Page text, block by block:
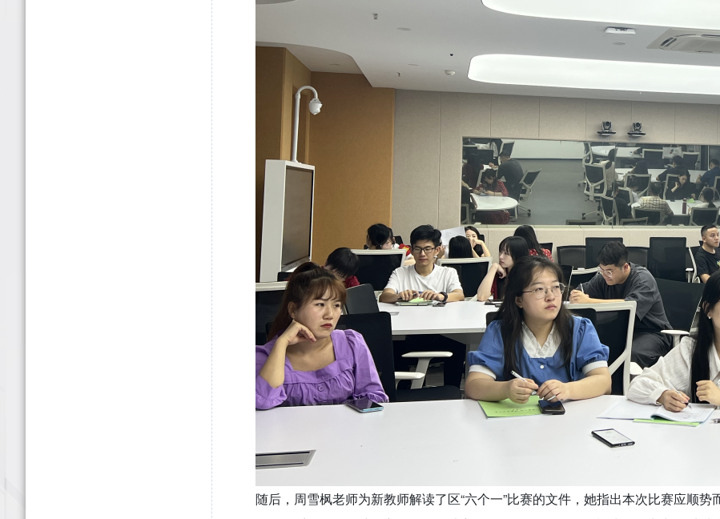
随后，周雪枫老师为新教师解读了区“六个一”比赛的文件，她指出本次比赛应顺